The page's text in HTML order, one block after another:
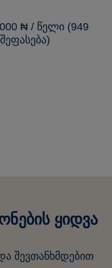
₦ / წელი (949
ყიდვა
შევთანხმდებით